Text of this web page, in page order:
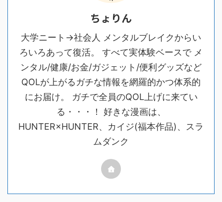
ちょりん
大学ニート→社会人 メンタルブレイクからい
ろいろあって復活。 すべて実体験ベースで メ
ンタル/健康/お金/ガジェット/便利グッズなど
QOLが上がるガチな情報を網羅的かつ体系的
にお届け。 ガチで全員のQOL上げに来てい
る・・・！ 好きな漫画は、
HUNTER×HUNTER、カイジ(福本作品)、スラ
ムダンク